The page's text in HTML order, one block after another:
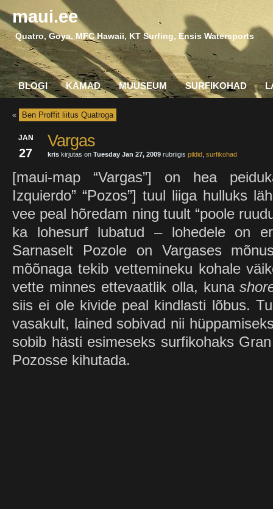
maui.ee
Quatro, Goya, MFC Hawaii, KT Surfing, Ensis Watersports
BLOGI KAMAD MUUSEUM SURFIKOHAD
« Ben Proffit liitus Quatroga
JAN
27
Vargas
kris kirjutas on Tuesday Jan 27, 2009 rubriigis pildid surfikohad
[maui-map “Vargas”] on hea
Izquierdo” “Pozos”] tuul liiga hulluks
vee peal hõredam ning tuult “poole
ka lohesurf lubatud – lohedele on
Sarnaselt Pozole on Vargases
mõõnaga tekib vettemineku kohale
vette minnes ettevaatlik olla, kuna
siis ei ole kivide peal kindlasti lõbus.
vasakult, lained sobivad nii
sobib hästi esimeseks surfikohaks
Pozosse kihutada.